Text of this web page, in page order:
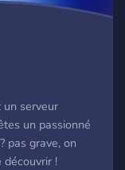
un serveur
un passionné
pas grave, on
!